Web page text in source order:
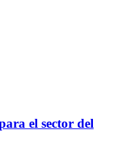
el sector del